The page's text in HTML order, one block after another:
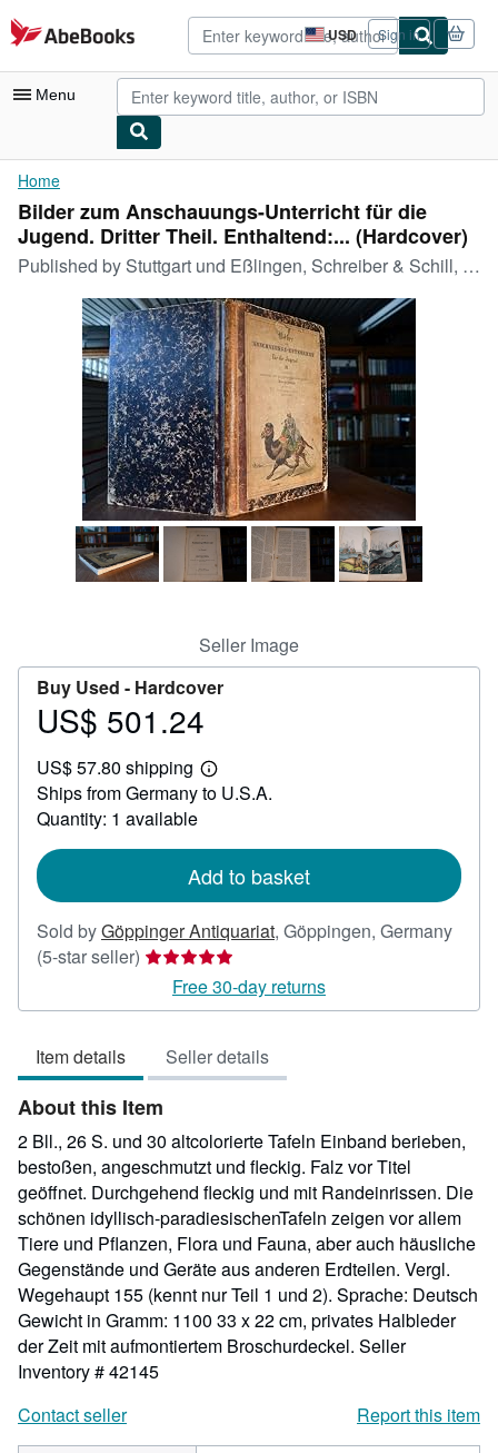
Skip to main content
AbeBooks.com USD
Site
shopping
preferences
Sign in
Menu
My Account
My Purchases
Advanced Search
Browse Collections
Rare Books
Art & Collectibles
Textbooks
Start Selling
CLOSE
Home
Bilder zum Anschauungs-Unterricht für die
Jugend. Dritter Theil. Enthaltend:... (Hardcover)
Published by Stuttgart und Eßlingen, Schreiber & Schill, [1844]., 1844
Seller Image
Buy Used - Hardcover
Price
501.24
US$ 501.24
US$ 57.80 shipping
Learn
more
Ships from Germany to U.S.A.
Quantity: 1 available
Add to basket
Sold byGöppinger Antiquariat, Göppingen, Germany
(5-star seller) Seller
rating
5
5
stars
Free 30-day returns
Item details Seller details
About this Item
2 Bll., 26 S. und 30 altcolorierte Tafeln Einband berieben,
bestoßen, angeschmutzt und fleckig. Falz vor Titel
geöffnet. Durchgehend fleckig und mit Randeinrissen. Die
schönen idyllisch-paradiesischenTafeln zeigen vor allem
Tiere und Pflanzen, Flora und Fauna, aber auch häusliche
Gegenstände und Geräte aus anderen Erdteilen. Vergl.
Wegehaupt 155 (kennt nur Teil 1 und 2). Sprache: Deutsch
Gewicht in Gramm: 1100 33 x 22 cm, privates Halbleder
der Zeit mit aufmontiertem Broschurdeckel. Seller
Inventory # 42145
Contact seller
Report this item